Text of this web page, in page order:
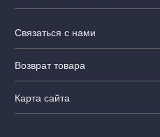
Связаться с нами
Возврат товара
Карта сайта